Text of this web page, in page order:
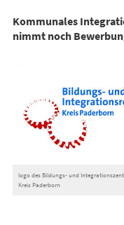
Kommunales
nimmt noch
logo des Bildungs- und
Kreis Paderborn